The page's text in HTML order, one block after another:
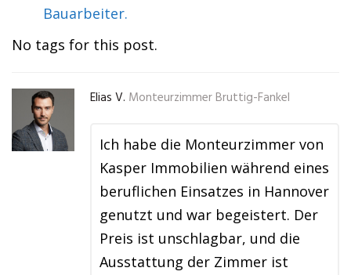
Bauarbeiter.
No tags for this post.
Elias V. Monteurzimmer Bruttig-Fankel
Ich habe die Monteurzimmer von
Kasper Immobilien während eines
beruflichen Einsatzes in Hannover
genutzt und war begeistert. Der
Preis ist unschlagbar, und die
Ausstattung der Zimmer ist